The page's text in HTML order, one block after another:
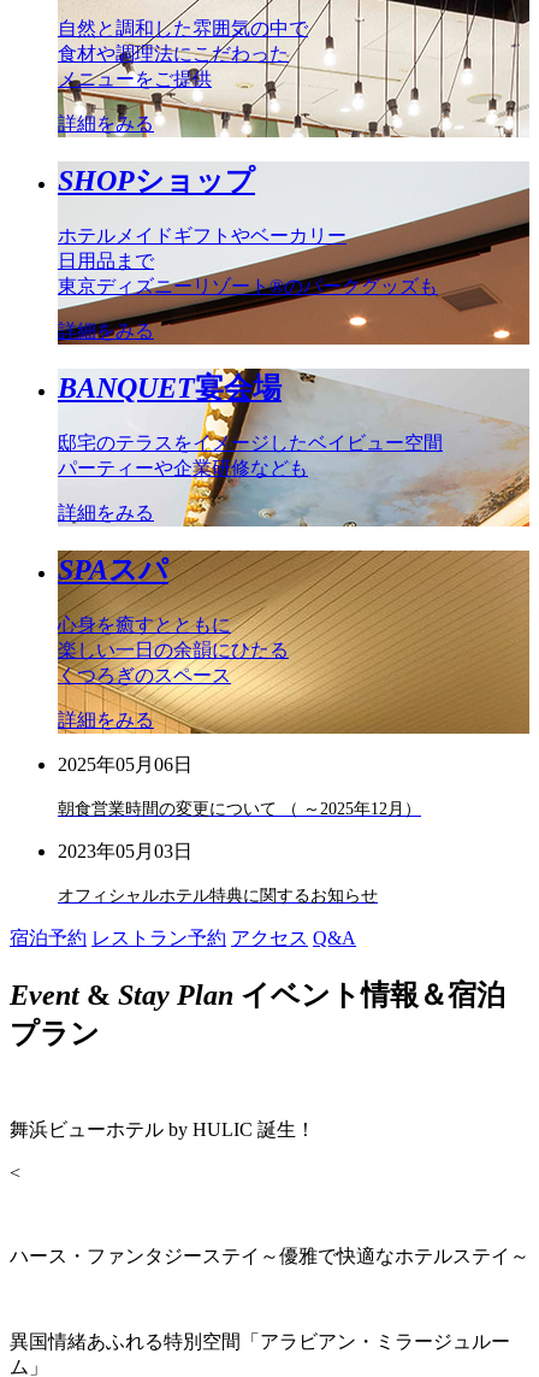
自然と調和した雰囲気の中で
食材や調理法にこだわった
メニューをご提供
詳細をみる
SHOPショップ
ホテルメイドギフトやベーカリー
日用品まで
東京ディズニーリゾート®のパークグッズも
詳細をみる
BANQUET宴会場
邸宅のテラスをイメージしたベイビュー空間
パーティーや企業研修なども
詳細をみる
SPAスパ
心身を癒すとともに
楽しい一日の余韻にひたる
くつろぎのスペース
詳細をみる
2025年05月06日
朝食営業時間の変更について （ ～2025年12月）
2023年05月03日
オフィシャルホテル特典に関するお知らせ
宿泊予約 レストラン予約 アクセス Q&A
Event& Stay Plan イベント情報＆宿泊
プラン
舞浜ビューホテル by HULIC 誕生！
<
ハース・ファンタジーステイ～優雅で快適なホテルステイ～
異国情緒あふれる特別空間「アラビアン・ミラージュルー
ム」